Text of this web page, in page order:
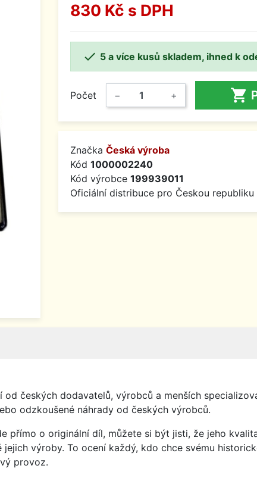
830 Kč s DPH
 5 a více kusů skladem, ihned k
Počet − + 
Značka Česká výroba
Kód 1000002240
Kód výrobce 199939011
Oficiální distribuce pro Českou republiku
českých dodavatelů, výrobců a menších
odzkoušené náhrady od českých výrobců.
přímo o originální díl, můžete si být jisti, že jeho
jejich výroby. To ocení každý, kdo chce svému
provoz.